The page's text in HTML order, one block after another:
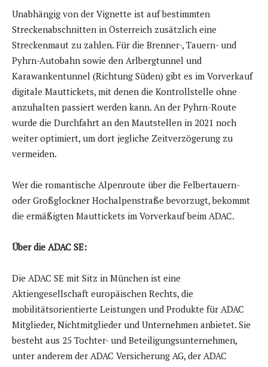
Unabhängig von der Vignette ist auf bestimmten
Streckenabschnitten in Österreich zusätzlich eine
Streckenmaut zu zahlen. Für die Brenner-, Tauern- und
Pyhrn-Autobahn sowie den Arlbergtunnel und
Karawankentunnel (Richtung Süden) gibt es im Vorverkauf
digitale Mauttickets, mit denen die Kontrollstelle ohne
anzuhalten passiert werden kann. An der Pyhrn-Route
wurde die Durchfahrt an den Mautstellen in 2021 noch
weiter optimiert, um dort jegliche Zeitverzögerung zu
vermeiden.
Wer die romantische Alpenroute über die Felbertauern-
oder Großglockner Hochalpenstraße bevorzugt, bekommt
die ermäßigten Mauttickets im Vorverkauf beim ADAC.
Über die ADAC SE:
Die ADAC SE mit Sitz in München ist eine
Aktiengesellschaft europäischen Rechts, die
mobilitätsorientierte Leistungen und Produkte für ADAC
Mitglieder, Nichtmitglieder und Unternehmen anbietet. Sie
besteht aus 25 Tochter- und Beteiligungsunternehmen,
unter anderem der ADAC Versicherung AG, der ADAC